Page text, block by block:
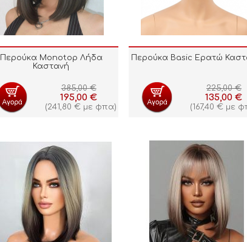
Περούκα Monotop Λήδα
Καστανή
385,00 €
195,00 €
(241,80 € με φπα)
Περούκα Basic Ερατώ
225,00 €
135,00 €
(167,40 € με